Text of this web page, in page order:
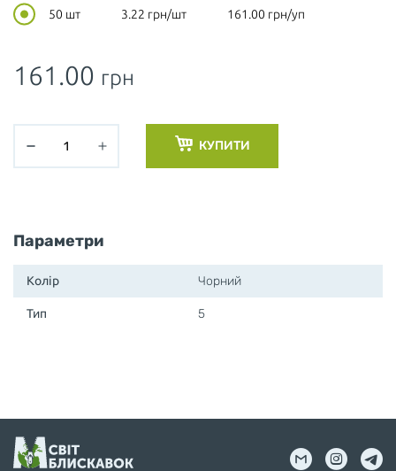
50 шт 3.22 грн/шт 161.00 грн/уп
161.00 грн
КУПИТИ
Параметри
Колір Чорний
Тип 5